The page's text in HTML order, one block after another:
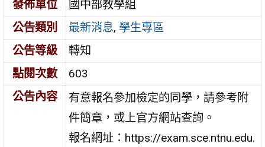
發佈單位
國中部教學組
公告類別
最新消息, 學生專區
公告等級
轉知
點閱次數
603
公告內容
有意報名參加檢定的同學，請參考附
件簡章，或上官方網站查詢。
報名網址：https://exam.sce.ntnu.edu.